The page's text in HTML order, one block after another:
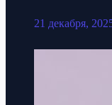
21 декабря,